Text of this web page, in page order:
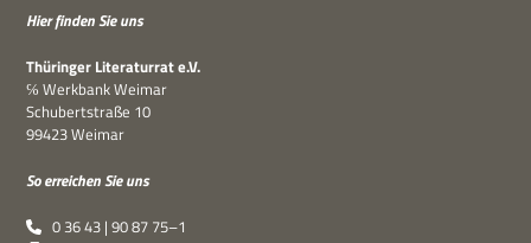
Hier fin­den Sie uns
Thü­rin­ger Lite­ra­tur­rat e.V.
℅ Werk­bank Weimar
Schu­bert­straße 10
99423 Weimar
So errei­chen Sie uns
0 36 43 | 90 87 75–1